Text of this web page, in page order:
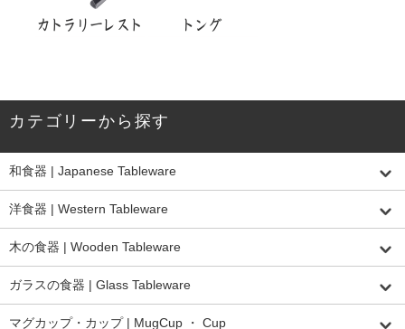
カテゴリーから探す
和食器 | Japanese Tableware
洋食器 | Western Tableware
木の食器 | Wooden Tableware
ガラスの食器 | Glass Tableware
マグカップ・カップ | MugCup ・ Cup